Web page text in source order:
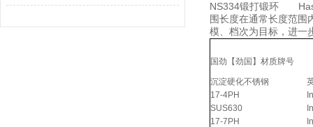
NS334锻打锻环
围长度在通常长度范
模、档次为目标，进一
国劲【劲国】材质牌号
沉淀硬化不锈钢
17-4PH
SUS630
17-7PH